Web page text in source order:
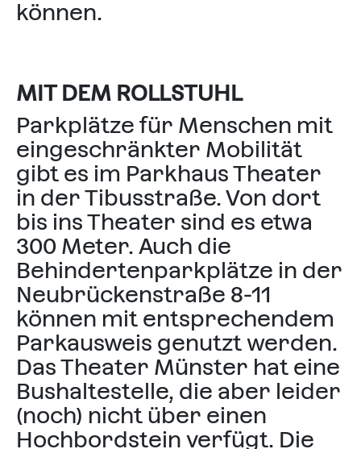
können.
MIT DEM ROLLSTUHL
Parkplätze für Menschen mit
einge­schränkter Mobilität
gibt es im Parkhaus Theater
in der Tibusstraße. Von dort
bis ins Theater sind es etwa
300 Meter. Auch die
Behindertenparkplätze in der
Neubrückenstraße 8-11
können mit entsprechendem
Parkausweis genutzt werden.
Das Theater Münster hat eine
Bushaltestelle, die aber leider
(noch) nicht über einen
Hochbordstein verfügt. Die